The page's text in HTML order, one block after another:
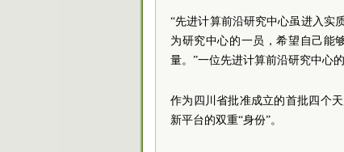
“先进计算前沿研究中心虽进入实
为研究中心的一员，希望自己能
量。”一位先进计算前沿研究中心
作为四川省批准成立的首批四个
新平台的双重“身份”。